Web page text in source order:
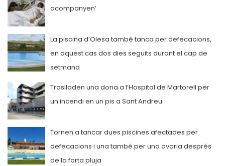
acompanyen’
La piscina d’Olesa també tanca per defecacions,
en aquest cas dos dies seguits durant el cap de
setmana
Traslladen una dona a l’Hospital de Martorell per
un incendi en un pis a Sant Andreu
Tornen a tancar dues piscines afectades per
defecacions i una també per una avaria després
de la forta pluja